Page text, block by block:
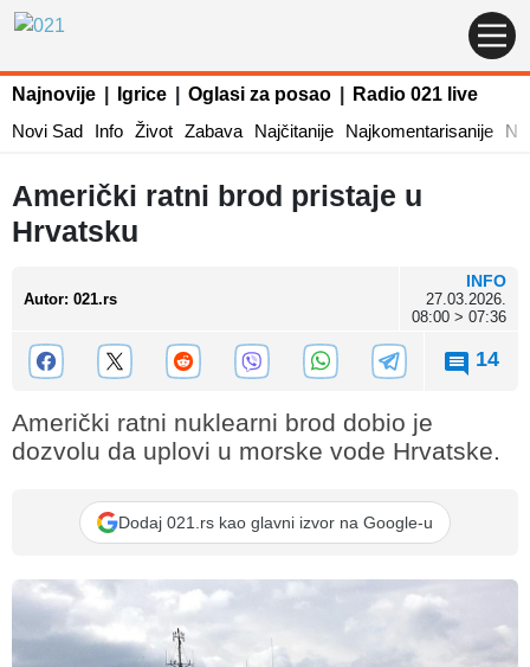
Najnovije Igrice Oglasi za posao
Radio 021 live
Novi Sad
Info Život Zabava Najčitanije Najkomentarisanije
Američki ratni brod pristaje u
Hrvatsku
Autor: 021.rs
INFO
27.03.2026.
08:00 > 07:36
14
Američki ratni nuklearni brod dobio je
dozvolu da uplovi u morske vode Hrvatske.
Dodaj 021.rs kao glavni izvor na Google-u